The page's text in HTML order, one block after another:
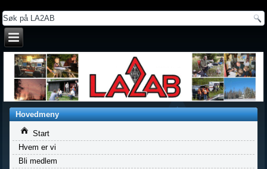
Hovedmeny
Start
Hvem er vi
Bli medlem